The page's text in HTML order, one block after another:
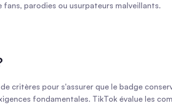
parodies ou usurpateurs malveillants.
critères pour s'assurer que le badge
fondamentales. TikTok évalue les